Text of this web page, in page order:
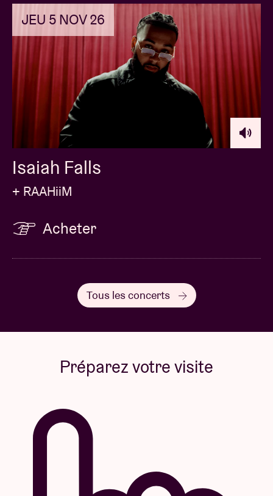
JEU 5 NOV 26
Isaiah Falls
+ RAAHiiM
Acheter
Tous les concerts
Préparez votre visite